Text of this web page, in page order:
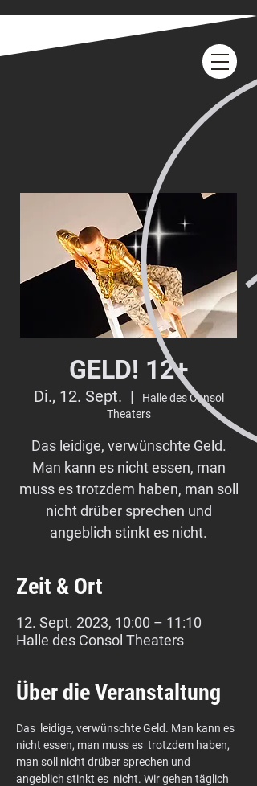
GELD! 12+
Di., 12. Sept.
  |
Halle des Consol
Theaters
Das leidige, verwünschte Geld.
Man kann es nicht essen, man
muss es trotzdem haben, man soll
nicht drüber sprechen und
angeblich stinkt es nicht.
Zeit & Ort
12. Sept. 2023, 10:00 – 11:10
Halle des Consol Theaters
Über die Veranstaltung
Das  leidige, verwünschte Geld. Man kann es
nicht essen, man muss es  trotzdem haben,
man soll nicht drüber sprechen und
angeblich stinkt es  nicht. Wir gehen täglich